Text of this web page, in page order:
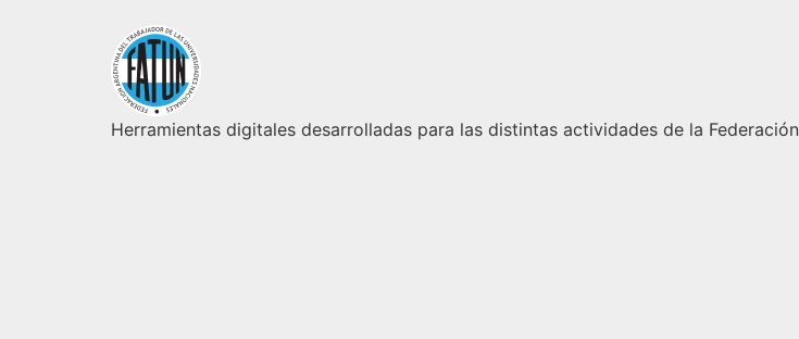
Herramientas digitales desarrolladas para las distintas actividades de la Federación